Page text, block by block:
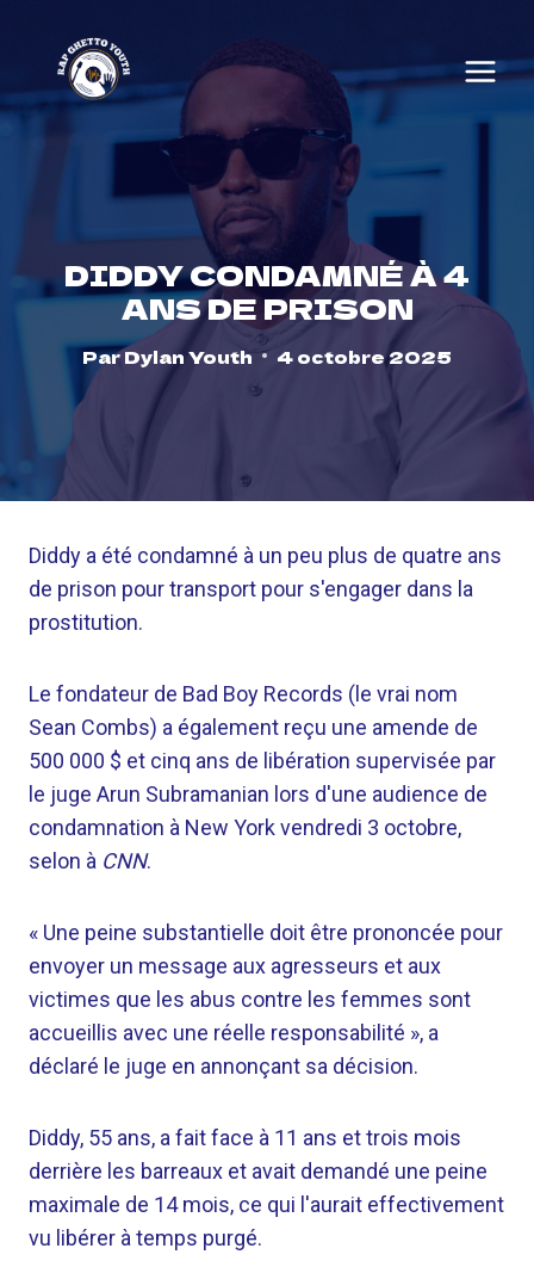
content
DIDDY CONDAMNÉ À 4
ANS DE PRISON
ParDylan Youth 4 octobre 2025
Diddy a été condamné à un peu plus de quatre ans
de prison pour transport pour s'engager dans la
prostitution.
Le fondateur de Bad Boy Records (le vrai nom
Sean Combs) a également reçu une amende de
500 000 $ et cinq ans de libération supervisée par
le juge Arun Subramanian lors d'une audience de
condamnation à New York vendredi 3 octobre,
selon à CNN.
« Une peine substantielle doit être prononcée pour
envoyer un message aux agresseurs et aux
victimes que les abus contre les femmes sont
accueillis avec une réelle responsabilité », a
déclaré le juge en annonçant sa décision.
Diddy, 55 ans, a fait face à 11 ans et trois mois
derrière les barreaux et avait demandé une peine
maximale de 14 mois, ce qui l'aurait effectivement
vu libérer à temps purgé.